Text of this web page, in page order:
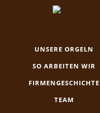
UNSERE ORGELN
SO ARBEITEN WIR
FIRMENGESCHICHTE
TEAM